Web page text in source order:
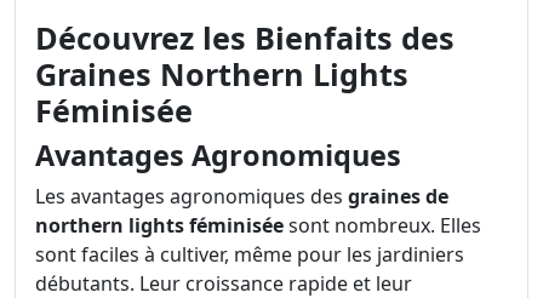
Découvrez les Bienfaits des
Graines Northern Lights
Féminisée
Avantages Agronomiques
Les avantages agronomiques des graines de
northern lights féminiséesont nombreux. Elles
sont faciles à cultiver, même pour les jardiniers
débutants. Leur croissance rapide et leur